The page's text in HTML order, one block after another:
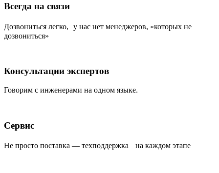
Всегда на связи
Дозвониться легко, у нас нет менеджеров, «которых не
дозвониться»
Консультации экспертов
Говорим с инженерами на одном языке.
Сервис
Не просто поставка — техподдержка на каждом этапе